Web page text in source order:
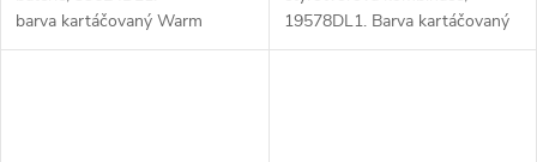
barva kartáčovaný Warm
Sunset.
19578DL1. Barva kartáčovaný
Warm Sunset.